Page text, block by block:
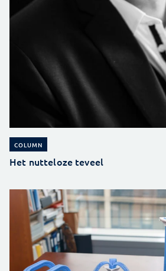
COLUMN
Het nutteloze teveel